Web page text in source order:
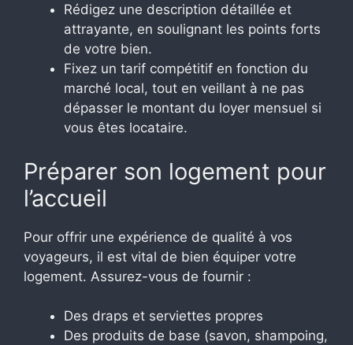
Rédigez une description détaillée et
attrayante, en soulignant les points forts
de votre bien.
Fixez un tarif compétitif en fonction du
marché local, tout en veillant à ne pas
dépasser le montant du loyer mensuel si
vous êtes locataire.
Préparer son logement pour
l’accueil
Pour offrir une expérience de qualité à vos
voyageurs, il est vital de bien équiper votre
logement. Assurez-vous de fournir :
Des draps et serviettes propres
Des produits de base (savon, shampoing,